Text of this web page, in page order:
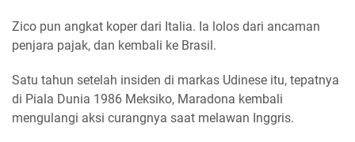
Zico pun angkat koper dari Italia. Ia lolos dari ancaman
penjara pajak, dan kembali ke Brasil.
Satu tahun setelah insiden di markas Udinese itu, tepatnya
di Piala Dunia 1986 Meksiko, Maradona kembali
mengulangi aksi curangnya saat melawan Inggris.